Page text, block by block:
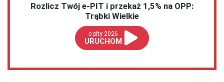
Rozlicz Twój e-PIT i przekaż 1,5% na OPP:
Trąbki Wielkie
e-pity 2026
URUCHOM